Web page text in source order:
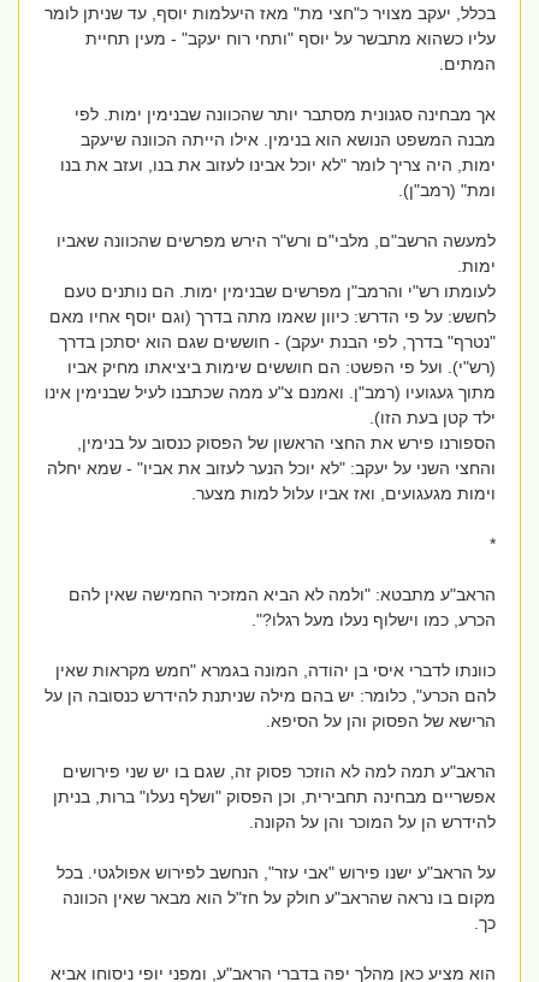
בכלל, יעקב מצויר כ"חצי מת" מאז היעלמות יוסף, עד שניתן לומר
עליו כשהוא מתבשר על יוסף "ותחי רוח יעקב" - מעין תחיית
המתים.
אך מבחינה סגנונית מסתבר יותר שהכוונה שבנימין ימות. לפי
מבנה המשפט הנושא הוא בנימין. אילו הייתה הכוונה שיעקב
ימות, היה צריך לומר "לא יוכל אבינו לעזוב את בנו, ועזב את בנו
ומת" (רמב"ן).
למעשה הרשב"ם, מלבי"ם ורש"ר הירש מפרשים שהכוונה שאביו
ימות.
לעומתו רש"י והרמב"ן מפרשים שבנימין ימות. הם נותנים טעם
לחשש: על פי הדרש: כיוון שאמו מתה בדרך (וגם יוסף אחיו מאם
"נטרף" בדרך, לפי הבנת יעקב) - חוששים שגם הוא יסתכן בדרך
(רש"י). ועל פי הפשט: הם חוששים שימות ביציאתו מחיק אביו
מתוך געגועיו (רמב"ן. ואמנם צ"ע ממה שכתבנו לעיל שבנימין אינו
ילד קטן בעת הזו).
הספורנו פירש את החצי הראשון של הפסוק כנסוב על בנימין,
והחצי השני על יעקב: "לא יוכל הנער לעזוב את אביו" - שמא יחלה
וימות מגעגועים, ואז אביו עלול למות מצער.
הראב"ע מתבטא: "ולמה לא הביא המזכיר החמישה שאין להם
הכרע, כמו וישלוף נעלו מעל רגלו?".
כוונתו לדברי איסי בן יהודה, המונה בגמרא "חמש מקראות שאין
להם הכרע", כלומר: יש בהם מילה שניתנת להידרש כנסובה הן על
הרישא של הפסוק והן על הסיפא.
הראב"ע תמה למה לא הוזכר פסוק זה, שגם בו יש שני פירושים
אפשריים מבחינה תחבירית, וכן הפסוק "ושלף נעלו" ברות, בניתן
להידרש הן על המוכר והן על הקונה.
על הראב"ע ישנו פירוש "אבי עזר", הנחשב לפירוש אפולגטי. בכל
מקום בו נראה שהראב"ע חולק על חז"ל הוא מבאר שאין הכוונה
כך.
הוא מציע כאן מהלך יפה בדברי הראב"ע, ומפני יופי ניסוחו אביא